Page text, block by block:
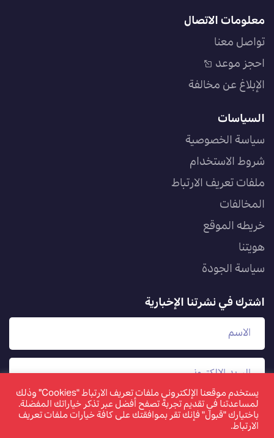
معلومات الاتصال
تواصل معنا
احجز موعد
الإبلاغ عن مخالفة
السياسات
سياسة الخصوصية
شروط الاستخدام
ملفات تعريف الارتباط
المخالفات
خريطه الموقع
هويتنا
سياسة الجودة
اشترك في نشرتنا الإخبارية
يستخدم موقعنا الإلكتروني ملفات تعريف الارتباط "Cookies" وذلك
لمساعدتنا في تقديم تجربة تصفح أفضل عبر تذكر خياراتك المفضلة.
باختيارك "قبول" فإنك تقر بموافقتك على كافة خيارات ملفات تعريف
الارتباط.